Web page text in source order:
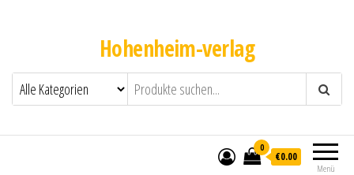
Hohenheim-verlag
Menü
0
€0.00